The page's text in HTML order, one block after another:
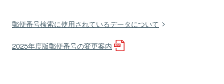
郵便番号検索に使用されているデータについて
2025年度版郵便番号の変更案内